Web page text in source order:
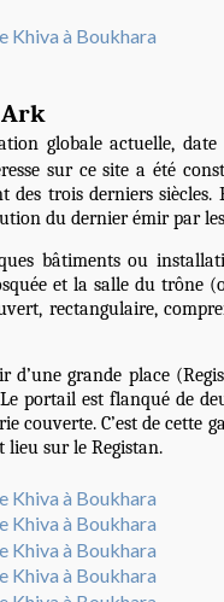
globale actuelle,
sur ce site a été
trois derniers siècles.
du dernier émir par
bâtiments ou
et la salle du trône
rectangulaire,
d’une grande place
portail est flanqué de
couverte. C’est de cette
sur le Registan.